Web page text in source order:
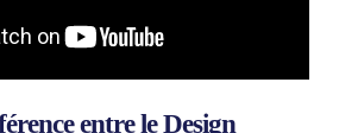
entre le Design